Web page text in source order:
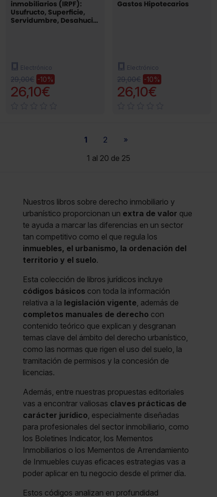
inmobiliarios (IRPF):
Usufructo, Superficie,
Servidumbre, Desahucio
Electrónico
29,00€ -10%
26,10€
Gastos Hipotecarios
Electrónico
29,00€ -10%
26,10€
1 2
»
1 al 20 de 25
Nuestros libros sobre derecho inmobiliario y
urbanístico proporcionan un extra de valor que
te ayuda a marcar las diferencias en un sector
tan competitivo como el que regula los
inmuebles, el urbanismo, la ordenación del
territorio y el suelo.
Esta colección de libros jurídicos incluye
códigos básicos con toda la información
relativa a la legislación vigente, además de
completos manuales de derecho con
contenido teórico que explican y desgranan
temas clave del ámbito del derecho urbanístico,
como las normas que rigen el uso del suelo, la
tramitación de permisos y la concesión de
licencias.
Además, entre nuestras propuestas editoriales
vas a encontrar valiosas claves prácticas de
carácter jurídico, especialmente diseñadas
para profesionales del sector inmobiliario, como
los Boletines Indicator, los Mementos
Inmobiliarios o los Mementos de Arrendamiento
de Inmuebles cuyas eficaces estrategias vas a
poder aplicar en tu negocio desde el primer día.
Estos códigos analizan en profundidad